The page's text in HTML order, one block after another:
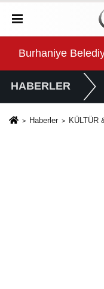
Düzenli Denetim
Eczacıbaşı
HABERLER
Haberler KÜLTÜR